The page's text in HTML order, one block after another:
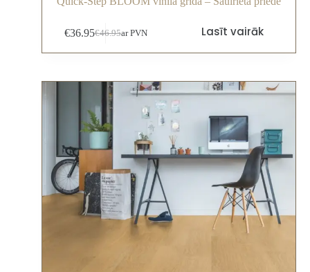
€46.95
€36.95 ar PVN Lasīt vairāk